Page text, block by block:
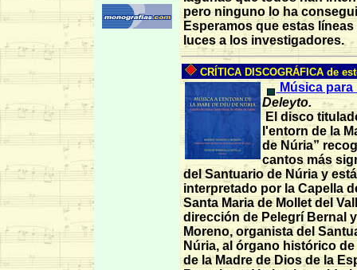
pero ninguno lo ha
Esperamos que estas
luces a los investigadores.
CRÍTICA DISCOGRÁFICA de
Música para
Deleyto.
El disco
l'entorn de la
de Núria”
cantos más
del Santuario de Núria y está
interpretado por la Capella
Santa Maria de Mollet del
dirección de Pelegrí Bernal
Moreno, organista del
Núria, al órgano histórico de
de la Madre de Dios de la